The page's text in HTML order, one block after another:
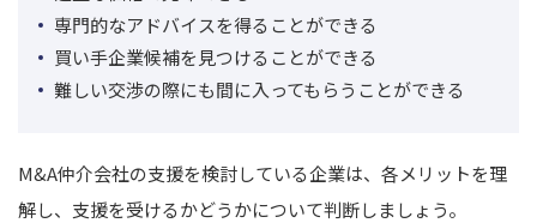
専門的なアドバイスを得ることができる
買い手企業候補を見つけることができる
難しい交渉の際にも間に入ってもらうことができる
M&A仲介会社の支援を検討している企業は、各メリットを理
解し、支援を受けるかどうかについて判断しましょう。